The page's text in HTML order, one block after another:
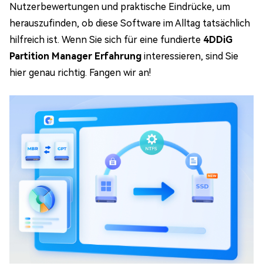
Nutzerbewertungen und praktische Eindrücke, um
herauszufinden, ob diese Software im Alltag tatsächlich
hilfreich ist. Wenn Sie sich für eine fundierte 4DDiG
Partition Manager Erfahrung interessieren, sind Sie
hier genau richtig. Fangen wir an!